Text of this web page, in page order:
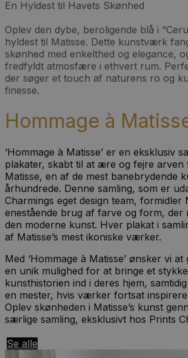
En Hyldest til Havets Skønhed
Oplev den dybe, beroligende blå i
hyldest til Matisse. Dette kunstværk
skønhed med enkelthed og elegance,
fredfyldt atmosfære i ethvert rum.
der søger et touch af naturens ro og
finesse.
Hommage à
‘Hommage à Matisse’ er en eksklusiv
plakater, skabt til at ære og fejre arven
Matisse, en af de mest banebrydende
århundrede. Denne samling, som er
Charmings eget design team, formidler
enestående brug af farve og form, der
den moderne kunst. Hver plakat i
af Matisse’s mest ikoniske værker.
Med ‘Hommage à Matisse’ ønsker vi
en unik mulighed for at bringe et
kunsthistorien ind i deres hjem,
en mester, hvis værker fortsat
Oplev skønheden i Matisse’s kunst
særlige samling, eksklusivt hos Prints
Se alle